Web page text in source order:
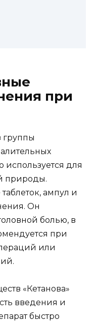
при
группы
используется для
природы.
ампул и
Он
болью, в
при
или
«Кетанова»
введения и
быстро